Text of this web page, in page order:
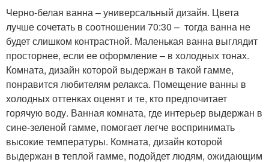
Черно-белая ванна – универсальный дизайн. Цвета
лучше сочетать в соотношении 70:30 – тогда ванна не
будет слишком контрастной. Маленькая ванна выглядит
просторнее, если ее оформление – в холодных тонах.
Комната, дизайн которой выдержан в такой гамме,
понравится любителям релакса. Помещение ванны в
холодных оттенках оценят и те, кто предпочитает
горячую воду. Ванная комната, где интерьер выдержан в
сине-зеленой гамме, помогает легче воспринимать
высокие температуры. Комната, дизайн которой
выдержан в теплой гамме, подойдет людям, ожидающим